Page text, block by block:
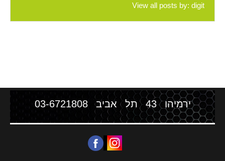
View all posts by: digit
ירמיהו 43 תל אביב 03-6721808